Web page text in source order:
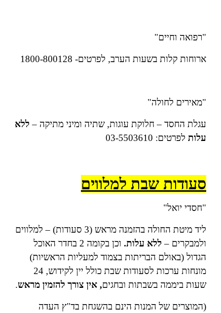
"רפואה וחיים"
ארוחות קלות בשעות הערב, לפרטים- 1800-800128
"מאירים לחולה"
עגלת החסד – חלוקת עוגות, שתיה ומיני מתיקה – ללא
עלותלפרטים: 03-5503610
סעודות שבת למלווים
"חסדי יואל"
ליד מיטת החולה בהזמנה מראש (3 סעודות) – למלווים
ולמבקרים – ללא עלות.
וכן בקומה 2 בחדר האוכל
הגדול (באולם הבריתות בצמוד למעליות הראשיות)
מונחות ערכות לסעודות שבת כולל יין לקידוש, 24
שעות ביממה בשבתות ובחגים, אין צורך להזמין מראש.
(המוצרים של המנות הינם בהשגחת בד"ץ העדה